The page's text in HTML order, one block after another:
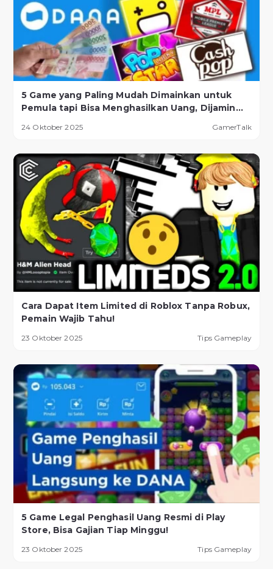
5 Game yang Paling Mudah Dimainkan untuk
Pemula tapi Bisa Menghasilkan Uang, Dijamin
24 Oktober 2025 GamerTalk
Cara Dapat Item Limited di Roblox Tanpa Robux,
Pemain Wajib Tahu!
23 Oktober 2025 Tips Gameplay
5 Game Legal Penghasil Uang Resmi di Play
Store, Bisa Gajian Tiap Minggu!
23 Oktober 2025 Tips Gameplay